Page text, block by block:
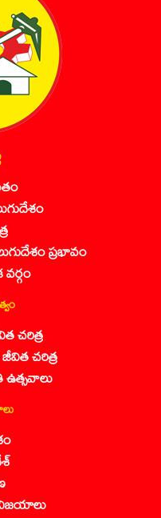
ప్రభావం
చరిత్ర
చరిత్ర